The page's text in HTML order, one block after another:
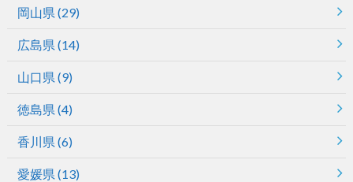
岡山県 (29)
広島県 (14)
山口県 (9)
徳島県 (4)
香川県 (6)
愛媛県 (13)